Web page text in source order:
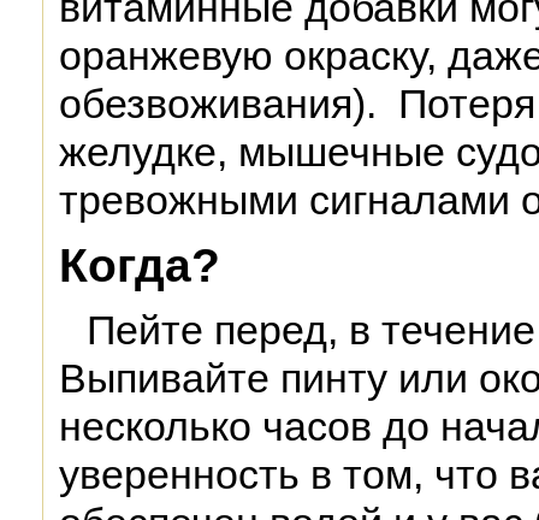
оранжевую окраску,
обезвоживания).
желудке, мышечные
тревожными сигналами
Когда?
Пейте перед, в
Выпивайте пинту или
несколько часов до
уверенность в том, что